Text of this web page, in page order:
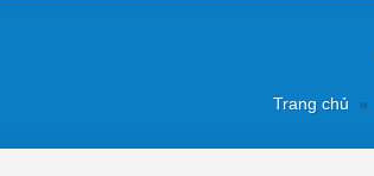
Trang chủ »